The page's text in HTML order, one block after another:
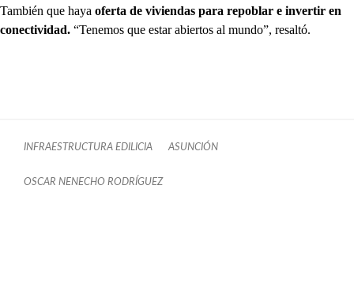
También que haya oferta de viviendas para repoblar e invertir en
conectividad. “Tenemos que estar abiertos al mundo”, resaltó.
INFRAESTRUCTURA EDILICIA ASUNCIÓN
OSCAR NENECHO RODRÍGUEZ